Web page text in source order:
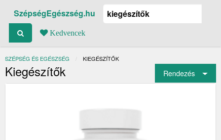
SzépségEgészség.hu
Kedvencek
SZÉPSÉG ÉS EGÉSZSÉG JELENLEGI:
KIEGÉSZÍTŐK
Kiegészítők Rendezés